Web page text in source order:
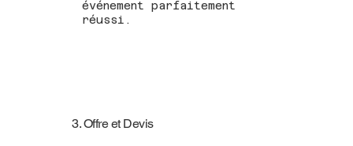
événement parfaitement
réussi.
3. Offre et Devis